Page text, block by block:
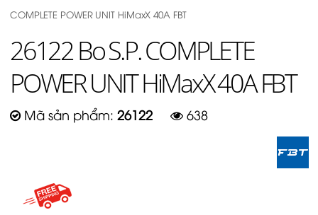
COMPLETE POWER UNIT HiMaxX 40A FBT
26122 Bo S.P. COMPLETE
POWER UNIT HiMaxX 40A FBT
Mã sản phẩm: 26122 638